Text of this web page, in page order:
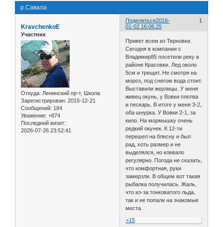
р.Савала
Поделиться 1
2016-
01-02 16:06:25
KravchenkoE
Участник
Откуда: Ленинский пр-т, Школа
Зарегистрирован: 2015-12-21
Сообщений: 184
Уважение: +874
Последний визит:
2026-07-26 23:52:41
Привет всем из Терновки.
Сегодня в компании с
Владимир85 посетили реку в
районе Красовки. Лед около
5см и трещит. Не смотря на
мороз, под снегом вода стоит.
Выставили жерлицы. У меня
живец окунь, у Вовки плотва
и пескарь. В итоге у меня 3-2,
оба шнурка. У Вовки 2-1, за
кило. На мормышку очень
редкий окунек. К 12-ти
перешел на блесну и был
рад, хоть размер и не
выделялся, но клевало
регулярно. Погода не сказать,
что комфортная, руки
замерзли. В общем вот такая
рыбалка получилась. Жаль,
что из-за тонковатого льда,
так и не попали на знакомые
места.
+15